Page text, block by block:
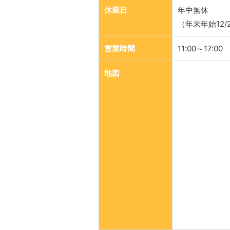
休業日
年中無休
（年末年始
営業時間 11:00～17:00
地図